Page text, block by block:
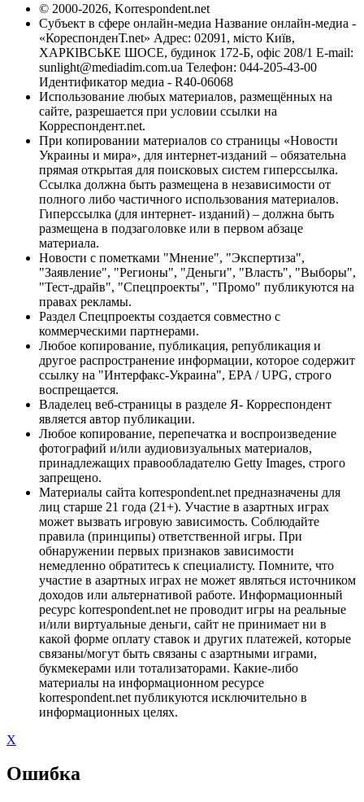
© 2000-2026, Korrespondent.net
Субъект в сфере онлайн-медиа Название онлайн-медиа -
«КореспонденТ.net» Адрес: 02091, місто Київ,
ХАРКІВСЬКЕ ШОСЕ, будинок 172-Б, офіс 208/1 E-mail:
sunlight@mediadim.com.ua Телефон: 044-205-43-00
Идентификатор медиа - R40-06068
Использование любых материалов, размещённых на
сайте, разрешается при условии ссылки на
Корреспондент.net.
При копировании материалов со страницы «Новости
Украины и мира», для интернет-изданий – обязательна
прямая открытая для поисковых систем гиперссылка.
Ссылка должна быть размещена в независимости от
полного либо частичного использования материалов.
Гиперссылка (для интернет- изданий) – должна быть
размещена в подзаголовке или в первом абзаце
материала.
Новости с пометками "Мнение", "Экспертиза",
"Заявление", "Регионы", "Деньги", "Власть", "Выборы",
"Тест-драйв", "Спецпроекты", "Промо" публикуются на
правах рекламы.
Раздел Спецпроекты создается совместно с
коммерческими партнерами.
Любое копирование, публикация, републикация и
другое распространение информации, которое содержит
ссылку на "Интерфакс-Украина", EPA / UPG, строго
воспрещается.
Владелец веб-страницы в разделе Я- Корреспондент
является автор публикации.
Любое копирование, перепечатка и воспроизведение
фотографий и/или аудиовизуальных материалов,
принадлежащих правообладателю Getty Images, строго
запрещено.
Материалы сайта korrespondent.net предназначены для
лиц старше 21 года (21+). Участие в азартных играх
может вызвать игровую зависимость. Соблюдайте
правила (принципы) ответственной игры. При
обнаружении первых признаков зависимости
немедленно обратитесь к специалисту. Помните, что
участие в азартных играх не может являться источником
доходов или альтернативой работе. Информационный
ресурс korrespondent.net не проводит игры на реальные
и/или виртуальные деньги, сайт не принимает ни в
какой форме оплату ставок и других платежей, которые
связаны/могут быть связаны с азартными играми,
букмекерами или тотализаторами. Какие-либо
материалы на информационном ресурсе
korrespondent.net публикуются исключительно в
информационных целях.
X
Ошибка